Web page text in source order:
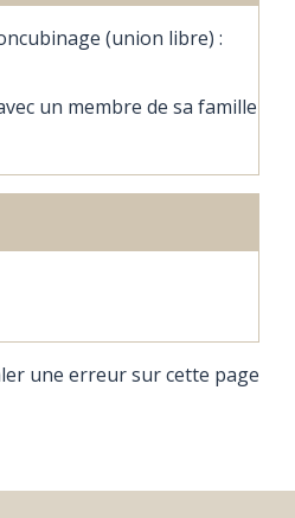
(union libre) :
un membre de sa famille
une erreur sur cette page